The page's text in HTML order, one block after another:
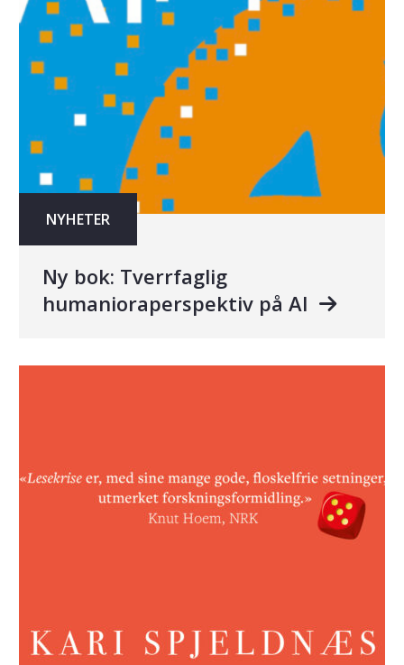
NYHETER
Ny bok: Tverrfaglig
humanioraperspektiv på AI